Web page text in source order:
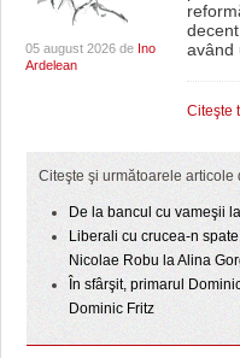
PE SURSE
JOCURI ONLINE
INVATAMANT
FILME
CLIPURI VIDEO
JOCURI ONLINE
DIVERSE
FARMACII DIN
05 august 2026 de Ino
Ardelean
având
Citeşte
Citeşte şi următoarele articole
De la bancul cu vameşii
Liberali cu crucea-n
Nicolae Robu la Alina
În sfârşit, primarul
Dominic Fritz